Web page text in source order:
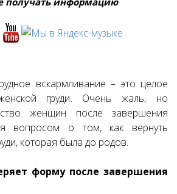
вскармливание – это целое
груди. Очень жаль, но
женщин после завершения
вопросом о том, как вернуть
которая была до родов.
форму после завершения